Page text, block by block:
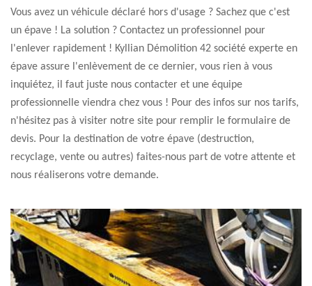
Vous avez un véhicule déclaré hors d'usage ? Sachez que c'est
un épave ! La solution ? Contactez un professionnel pour
l'enlever rapidement ! Kyllian Démolition 42 société experte en
épave assure l'enlèvement de ce dernier, vous rien à vous
inquiétez, il faut juste nous contacter et une équipe
professionnelle viendra chez vous ! Pour des infos sur nos tarifs,
n'hésitez pas à visiter notre site pour remplir le formulaire de
devis. Pour la destination de votre épave (destruction,
recyclage, vente ou autres) faites-nous part de votre attente et
nous réaliserons votre demande.